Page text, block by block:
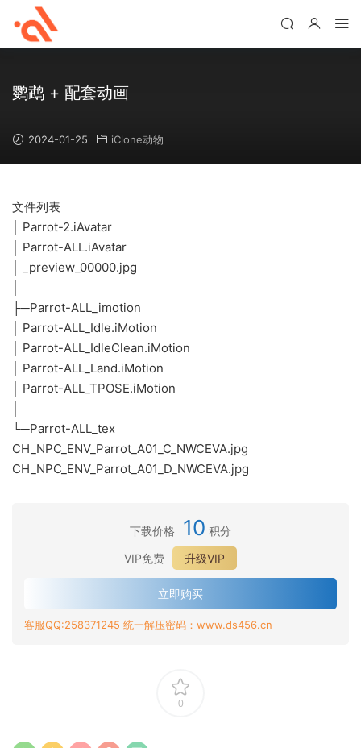
鹦鹉 + 配套动画
2024-01-25 iClone动物
文件列表
│ Parrot-2.iAvatar
│ Parrot-ALL.iAvatar
│ _preview_00000.jpg
├─Parrot-ALL_imotion
│ Parrot-ALL_Idle.iMotion
│ Parrot-ALL_IdleClean.iMotion
│ Parrot-ALL_Land.iMotion
│ Parrot-ALL_TPOSE.iMotion
└─Parrot-ALL_tex
CH_NPC_ENV_Parrot_A01_C_NWCEVA.jpg
CH_NPC_ENV_Parrot_A01_D_NWCEVA.jpg
下载价格 10 积分
VIP免费
升级VIP
立即购买
客服QQ:258371245 统一解压密码：www.ds456.cn
0